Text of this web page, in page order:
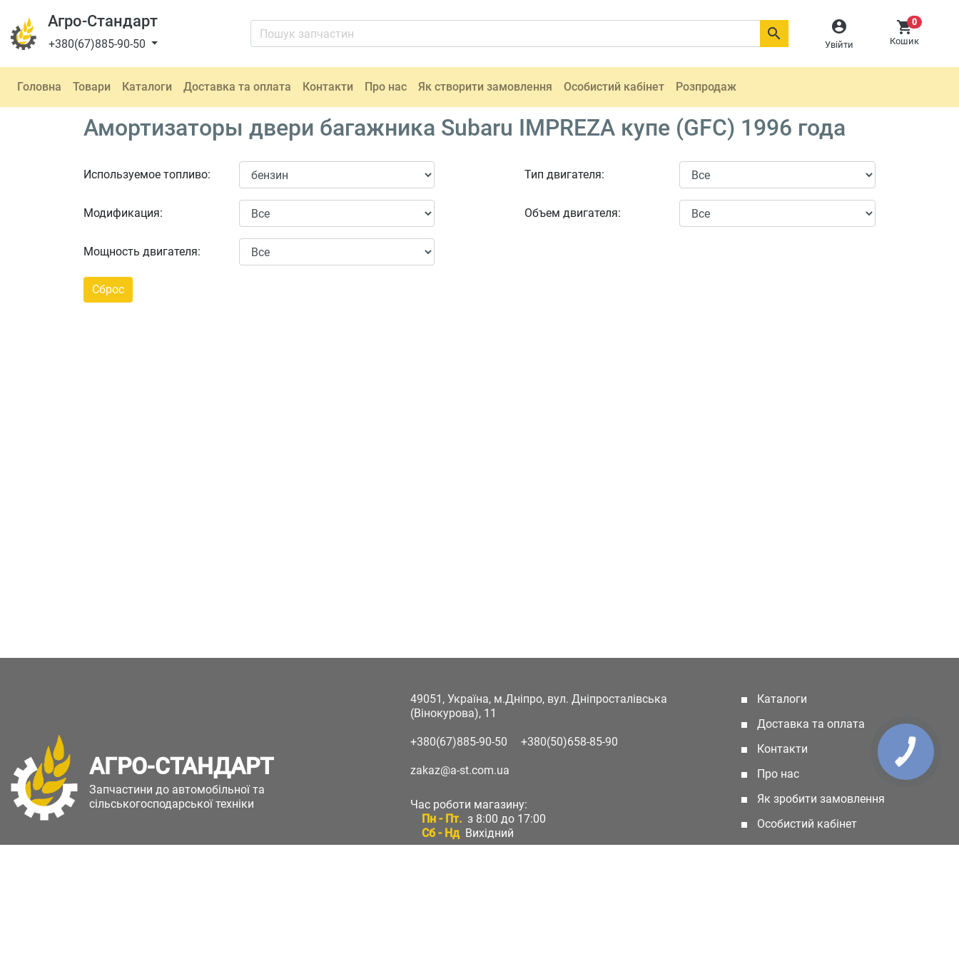
Агро-Стандарт
+380(67)885-90-50

Увійти
0
Кошик

Головна Товари Каталоги Доставка та оплата Контакти Про нас Як створити замовлення Особистий кабінет Розпродаж
Амортизаторы двери багажника Subaru IMPREZA купе (GFC) 1996 года
Используемое топливо:
Модификация:
Мощность двигателя:
Тип двигателя:
Объем двигателя:
АГРО-СТАНДАРТ
Запчастини до автомобільної та
сільськогосподарської техніки
49051, Україна, м.Дніпро, вул. Дніпросталівська
(Вінокурова), 11
+380(67)885-90-50 +380(50)658-85-90
zakaz@a-st.com.ua
Час роботи магазину:
Пн - Пт. з 8:00 до 17:00
Сб - Нд Вихідний
Каталоги
Доставка та оплата
Контакти
Про нас
Як зробити замовлення
Особистий кабінет
КНОПКА
ЗВ'ЯЗКУ